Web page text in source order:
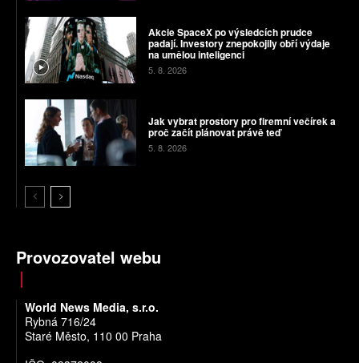
Akcie SpaceX po výsledcích prudce
padají. Investory znepokojily obří výdaje
na umělou inteligenci
5. 8. 2026
Jak vybrat prostory pro firemní večírek a
proč začít plánovat právě teď
5. 8. 2026
Provozovatel webu
World News Media, s.r.o.
Rybná 716/24
Staré Město, 110 00 Praha